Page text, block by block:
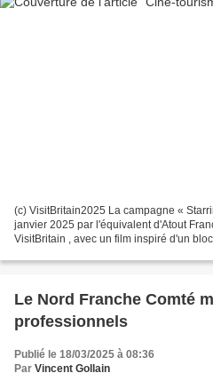
(c) VisitBritain2025 La campagne «
janvier 2025 par l'équivalent d'Atout
VisitBritain , avec un film inspiré d'un
Le Nord Franche Comté
professionnels
Publié le 18/03/2025 à 08:36
Par Vincent Gollain